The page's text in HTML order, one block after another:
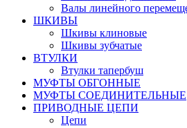
Валы линейного
ШКИВЫ
Шкивы клиновые
Шкивы зубчатые
ВТУЛКИ
Втулки тапербуш
МУФТЫ ОБГОННЫЕ
МУФТЫ СОЕДИНИТЕЛЬНЫЕ
ПРИВОДНЫЕ ЦЕПИ
Цепи